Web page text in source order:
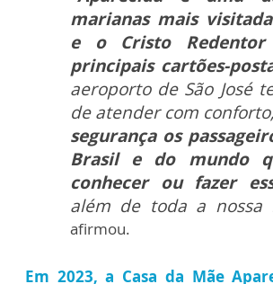
marianas mais
e o Cristo
principais cartões-
aeroporto de São José
de atender com conforto,
segurança os
Brasil e do mundo
conhecer ou fazer
além de toda a nossa
afirmou.
Em 2023, a Casa da Mãe